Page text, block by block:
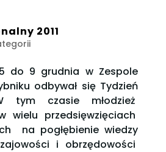
2011
do 9 grudnia w Zespole
odbywał się Tydzień
tym czasie młodzież
wielu przedsięwzięciach
na pogłębienie wiedzy
i obrzędowości